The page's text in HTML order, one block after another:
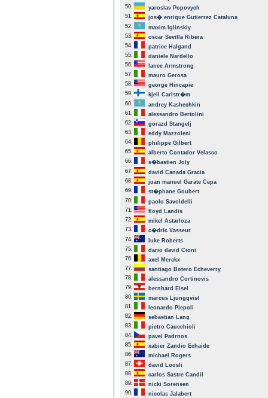
50.
yaroslav Popovych
51.
jos� enrique Gutierrez Cataluna
52.
maxim Iglinskiy
53.
oscar Sevilla Ribera
54.
patrice Halgand
55.
daniele Nardello
56.
lance Armstrong
57.
mauro Gerosa
58.
george Hincapie
59.
kjell Carlstr�m
60.
andrey Kashechkin
61.
alessandro Bertolini
62.
gorazd Stangelj
63.
eddy Mazzoleni
64.
philippe Gilbert
65.
alberto Contador Velasco
66.
s�bastien Joly
67.
david Canada Gracia
68.
juan manuel Garate Cepa
69.
st�phane Goubert
70.
paolo Savoldelli
71.
floyd Landis
72.
mikel Astarloza
73.
c�dric Vasseur
74.
luke Roberts
75.
dario david Cioni
76.
axel Merckx
77.
santiago Botero Echeverry
78.
alessandro Cortinovis
79.
bernhard Eisel
80.
marcus Ljungqvist
81.
leonardo Piepoli
82.
sebastian Lang
83.
pietro Caucchioli
84.
pavel Padrnos
85.
xabier Zandio Echaide
86.
michael Rogers
87.
david Loosli
88.
carlos Sastre Candil
89.
nicki Sorensen
90.
nicolas Jalabert